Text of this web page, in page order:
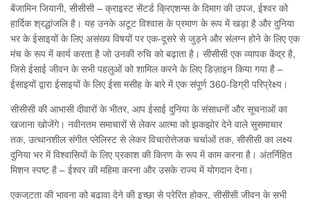
बेंजामिन जियानी, सीसीसी – क्राइस्ट सेंटर्ड क्रिएशन्स के दिमाग की उपज, ईश्वर को
हार्दिक श्रद्धांजलि है। यह उनके अटूट विश्वास के प्रमाण के रूप में खड़ा है और दुनिया
भर के ईसाइयों के लिए असंख्य विषयों पर एक-दूसरे से जुड़ने और संलग्न होने के लिए एक
मंच के रूप में कार्य करता है जो उनकी रुचि को बढ़ाता है। सीसीसी एक व्यापक केंद्र है,
जिसे ईसाई जीवन के सभी पहलुओं को शामिल करने के लिए डिज़ाइन किया गया है –
ईसाइयों द्वारा ईसाइयों के लिए ईसा मसीह के बारे में एक संपूर्ण 360-डिग्री परिप्रेक्ष्य।
सीसीसी की आभासी दीवारों के भीतर, आप ईसाई दुनिया के संसाधनों और सूचनाओं का
खजाना खोजेंगे। नवीनतम समाचारों से लेकर आत्मा को झकझोर देने वाले सुसमाचार
तक, उत्थानशील संगीत प्लेलिस्ट से लेकर विचारोत्तेजक चर्चाओं तक, सीसीसी का लक्ष्य
दुनिया भर में विश्वासियों के लिए प्रकाश की किरण के रूप में काम करना है। अंतर्निहित
मिशन स्पष्ट है – ईश्वर की महिमा करना और उसके राज्य में योगदान देना।
एकजुटता की भावना को बढ़ावा देने की इच्छा से प्रेरित होकर, सीसीसी जीवन के सभी